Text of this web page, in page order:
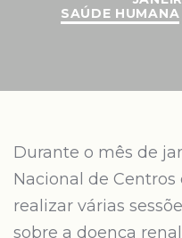
SAÚDE HUMANA
Durante o mês de
Nacional de Centros
realizar várias
sobre a doença